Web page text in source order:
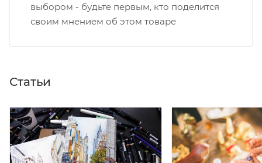
выбором - будьте первым, кто поделится
своим мнением об этом товаре
Статьи